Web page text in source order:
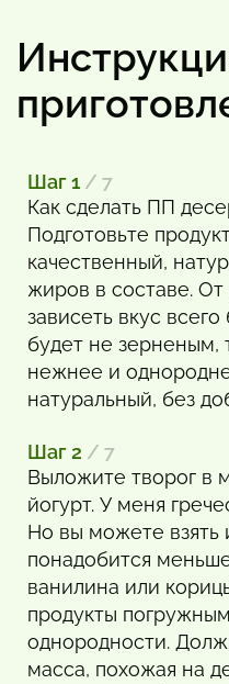
Шаг 1 / 7
Как сделать ПП
Подготовьте
качественный,
жиров в составе.
зависеть вкус
будет не зерненым,
нежнее и
натуральный, без
Шаг 2 / 7
Выложите творог в
йогурт. У меня
Но вы можете взять
понадобится
ванилина или
продукты
однородности.
масса, похожая на